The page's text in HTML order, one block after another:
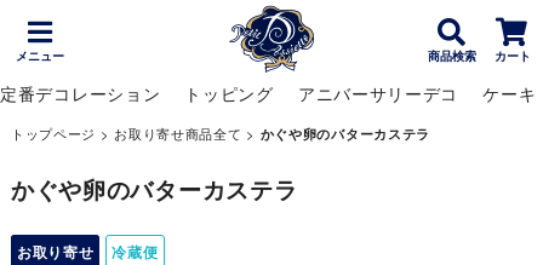
メニュー 商品検索 カート
定番デコレーション トッピング アニバーサリーデコ ケーキ
トップページ > お取り寄せ商品全て > かぐや卵のバターカステラ
かぐや卵のバターカステラ
お取り寄せ 冷蔵便